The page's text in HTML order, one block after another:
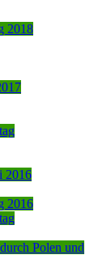
2018
2016
2016
Polen und